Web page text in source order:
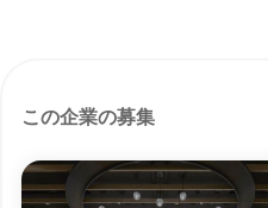
この企業の募集